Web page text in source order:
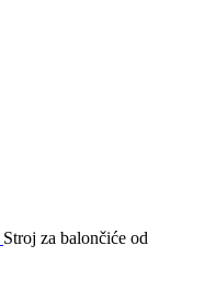
Stroj za balončiće od